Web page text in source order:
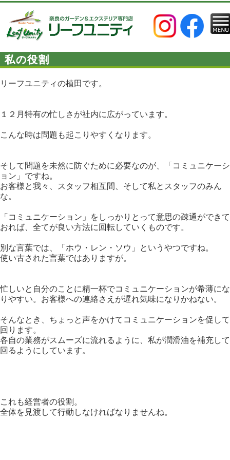
私の役割
リーフユニティの植田です。
１２月特有の忙しさが社内に広がっています。
こんな時は問題も起こりやすくなります。
そして問題を未然に防ぐために必要なのが、「コミュニケーシ
ョン」ですね。
お客様と我々、スタッフ相互間、そして私とスタッフのみん
な。
「コミュニケーション」をしっかりとって意思の疎通ができて
おれば、全てが良い方法に回転していくものです。
別な言葉では、「ホウ・レン・ソウ」というやつですね。
使い古された言葉ではありますが。
忙しいと自分のことに精一杯でコミュニケーションが希薄にな
りやすい。お客様への連絡さえが遅れ気味になりかねない。
そんなとき、ちょっと声をかけてコミュニケーションを促して
回ります。
各自の業務がスムーズに流れるように、私が潤滑油を補充して
回るようにしています。
これも経営者の役割。
全体を見渡して行動しなければなりませんね。